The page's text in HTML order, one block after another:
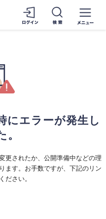
にエラーが発生し
。
更されたか、公開準備中などの理
ます。お手数ですが、下記のリン
ださい。